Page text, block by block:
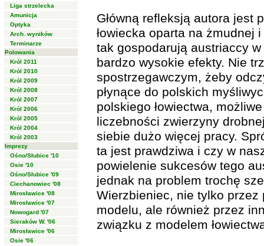
Liga strzelecka
Amunicja
Optyka
Arch. wyników
Terminarze
Polowania
Król 2011
Król 2010
Król 2009
Król 2008
Król 2007
Król 2006
Król 2005
Król 2004
Król 2003
Imprezy
Ośno/Słubice '10
Osie '10
Ośno/Słubice '09
Ciechanowiec '08
Mirosławice '08
Mirosławice '07
Nowogard '07
Sieraków W. '06
Mirosławice '06
Osie '06
Główną refleksją autora jest
łowiecka oparta na żmudnej
tak gospodarują austriaccy
bardzo wysokie efekty. Nie
spostrzegawczym, żeby
płynące do polskich
polskiego łowiectwa,
liczebności zwierzyny
siebie dużo więcej pracy.
ta jest prawdziwa i czy w
powielenie sukcesów tego
jednak na problem trochę
Wierzbieniec, nie tylko
modelu, ale również przez
związku z modelem